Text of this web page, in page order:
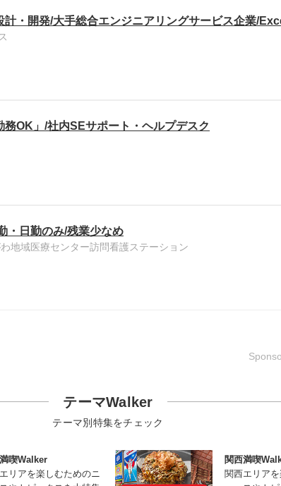
計・開発/大手総合エンジニアリングサービス企業/
務OK」/社内SEサポート・ヘルプデスク
・日勤のみ/残業少なめ
地域医療センター訪問看護ステーション
テーマWalker
テーマ別特集をチェック
喫Walker
リアを楽しむためのニ
関西満喫
関西エリア